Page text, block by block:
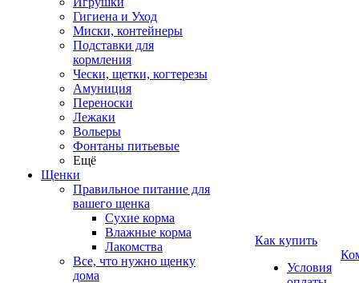
Гигиена и Уход
Миски, контейнеры
Подставки для
кормления
Чески, щетки, когтерезы
Амуниция
Переноски
Лежаки
Вольеры
Фонтаны питьевые
Ещё
Щенки
Правильное питание для
вашего щенка
Сухие корма
Влажные корма
Лакомства
Все, что нужно щенку
дома
Как купить
Условия